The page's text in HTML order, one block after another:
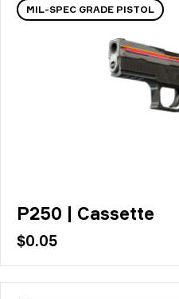
MIL-SPEC GRADE PISTOL
P250 | Cassette
$0.05